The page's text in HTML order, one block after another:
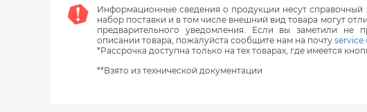
Информационные сведения о продукции несут справочный
набор поставки и в том числе внешний вид товара могут
предварительного уведомления. Если вы заметили
описании товара, пожалуйста сообщите нам на почту
*Рассрочка доступна только на тех товарах, где имеется
**Взято из технической документации